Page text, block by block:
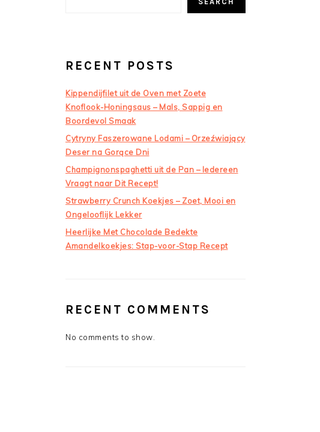
RECENT POSTS
Kippendijfilet uit de Oven met Zoete
Knoflook-Honingsaus – Mals, Sappig en
Boordevol Smaak
Cytryny Faszerowane Lodami – Orzeźwiający
Deser na Gorące Dni
Champignonspaghetti uit de Pan – Iedereen
Vraagt naar Dit Recept!
Strawberry Crunch Koekjes – Zoet, Mooi en
Ongelooflijk Lekker
Heerlijke Met Chocolade Bedekte
Amandelkoekjes: Stap-voor-Stap Recept
RECENT COMMENTS
No comments to show.